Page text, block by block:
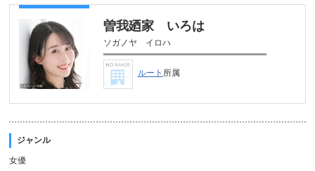
曽我廼家 いろは
ソガノヤ イロハ
ルート 所属
ジャンル
女優